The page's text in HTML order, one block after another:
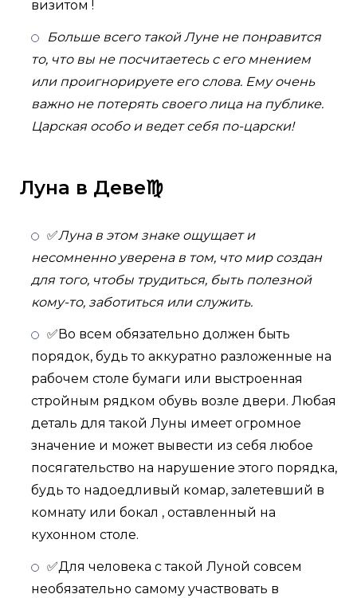
визитом !
Больше всего такой Луне не понравится
то, что вы не посчитаетесь с его мнением
или проигнорируете его слова. Ему очень
важно не потерять своего лица на публике.
Царская особо и ведет себя по-царски!
Луна в Деве♍
✅Луна в этом знаке ощущает и
несомненно уверена в том, что мир создан
для того, чтобы трудиться, быть полезной
кому-то, заботиться или служить.
✅Во всем обязательно должен быть
порядок, будь то аккуратно разложенные на
рабочем столе бумаги или выстроенная
стройным рядком обувь возле двери. Любая
деталь для такой Луны имеет огромное
значение и может вывести из себя любое
посягательство на нарушение этого порядка,
будь то надоедливый комар, залетевший в
комнату или бокал , оставленный на
кухонном столе.
✅Для человека с такой Луной совсем
необязательно самому участвовать в